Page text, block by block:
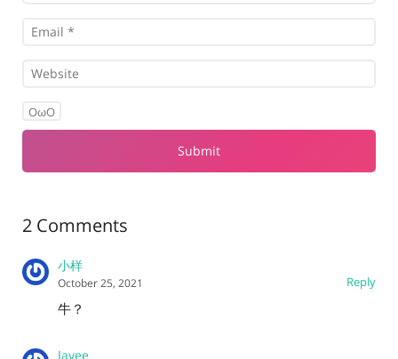
OωO
2 Comments
小样
Reply
October 25, 2021
牛？
Javee